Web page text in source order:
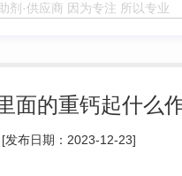
剂·供应商 因为专注 所以专业
面的重钙起什么
[发布日期：2023-12-23]